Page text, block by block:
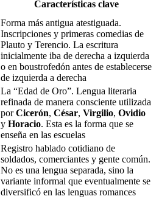
Características clave
Forma más antigua atestiguada.
Inscripciones y primeras comedias de
Plauto y Terencio. La escritura
inicialmente iba de derecha a izquierda
o en boustrofedón antes de establecerse
de izquierda a derecha
La “Edad de Oro”. Lengua literaria
refinada de manera consciente utilizada
porCicerón, César, Virgilio, Ovidio
y Horacio. Esta es la forma que se
enseña en las escuelas
Registro hablado cotidiano de
soldados, comerciantes y gente común.
No es una lengua separada, sino la
variante informal que eventualmente se
diversificó en las lenguas romances